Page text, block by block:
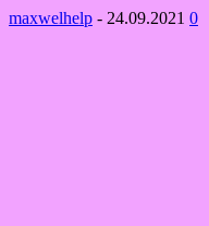
maxwelhelp - 24.09.2021 0